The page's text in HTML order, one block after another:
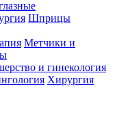
Шприцы
Метчики и
и гинекология
Хирургия